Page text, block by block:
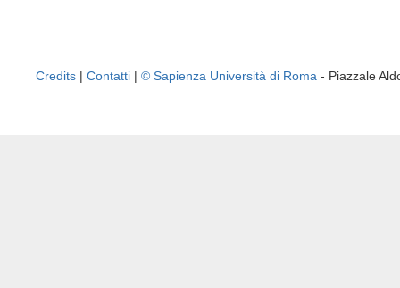
Credits | Contatti | © Sapienza Università di Roma - Piazzale